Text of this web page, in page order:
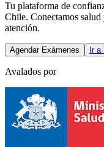
Tu plataforma de
Chile. Conectamos
atención.
Agendar Exámenes Ir
Avalados por